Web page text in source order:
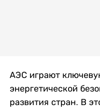
АЭС играют
энергетической
развития стран. В